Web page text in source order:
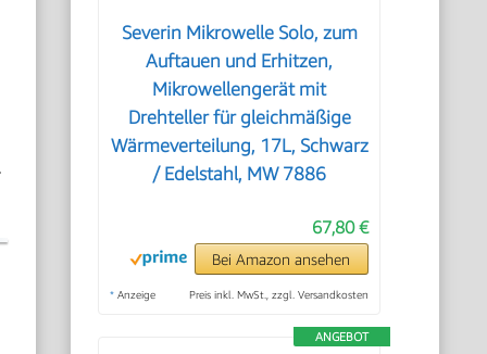
Severin Mikrowelle Solo, zum
Auftauen und Erhitzen,
Mikrowellengerät mit
Drehteller für gleichmäßige
Wärmeverteilung, 17L, Schwarz
/ Edelstahl, MW 7886
67,80 €
Bei Amazon ansehen
* Anzeige Preis inkl. MwSt., zzgl. Versandkosten
ANGEBOT